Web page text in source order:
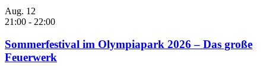
Aug. 12
21:00 - 22:00
Sommerfestival im Olympiapark 2026 – Das große
Feuerwerk